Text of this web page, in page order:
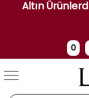
Altın
0
Gün